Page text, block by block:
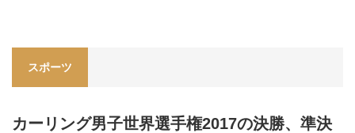
スポーツ
カーリング男子世界選手権2017の決勝、準決